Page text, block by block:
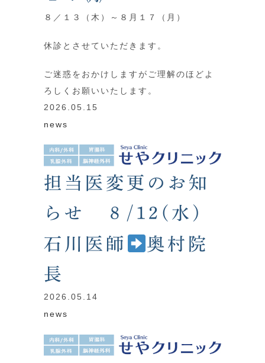
８／１３（木）～８月１７（月）
休診とさせていただきます。
ご迷惑をおかけしますがご理解のほどよ
ろしくお願いいたします。
2026.05.15
news
担当医変更のお知
らせ ８/12(水)
石川医師
奥村院
長
2026.05.14
news